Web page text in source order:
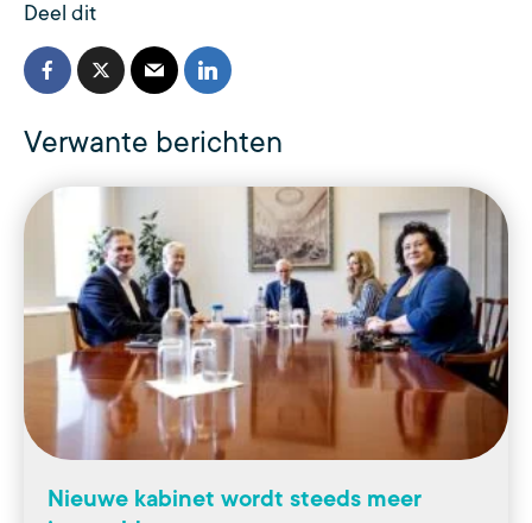
Deel dit
Verwante berichten
Nieuwe kabinet wordt steeds meer